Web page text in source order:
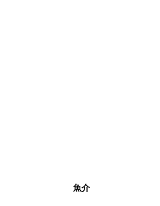
魚介